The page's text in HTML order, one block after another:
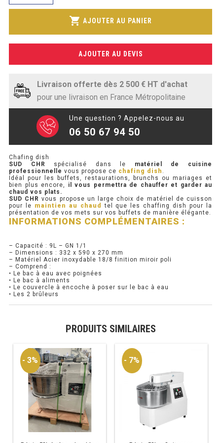
SOUBASSEMENT RÉFRIGÉRÉ
TABLE DE PRÉPARATION COMPACTE
SALADETTE COMPACTE
SALADETTE COMPACTE VITRÉE
SALADETTE 800 VITRÉE
MEUBLE À PIZZA
MEUBLE À PIZZA COMPACT
MEUBLE À PIZZA
PRÉSENTOIR À INGRÉDIENTS
PROFONDEUR 300 VITRÉE
PROFONDEUR 400 VITRÉE
PROFONDEUR 300 INOX
PROFONDEUR 400 INOX
ARMOIRE RÉFRIGÉRÉE
RÉFRIGÉRATEUR
RÉFRIGÉRATEUR VITRÉ
RÉFRI / CONGÉL BOULANGERIE
est :
shopping_cart AJOUTER AU PANIER
AJOUTER AU DEVIS
Livraison offerte dès 2 500 € HT d'achat
pour une livraison en France Métropolitaine
Une question ? Appelez-nous au
06 50 67 94 50
Chafing dish
SUD CHR
spécialisé dans le matériel de cuisine
professionnelle vous propose ce chafing dish
Idéal pour les buffets, restaurations, brunchs ou mariages et
bien plus encore,
il vous permettra de chauffer et garder au
chaud vos plats.
SUD CHR vous propose un large choix de matériel de cuisson
pour le maintien au chaud
tel que les chaffing dish pour la
présentation de vos mets sur vos buffets de manière élégante.
INFORMATIONS COMPLÉMENTAIRES :
– Capacité : 9L – GN 1/1
– Dimensions : 332 x 590 x 270 mm
– Matériel Acier inoxydable 18/8 finition miroir poli
– Comprend :
• Le bac à eau avec poignées
• Le bac à aliments
• Le couvercle à encoche à poser sur le bac à eau
• Les 2 brûleurs
PRODUITS SIMILAIRES
- 3% - 7%